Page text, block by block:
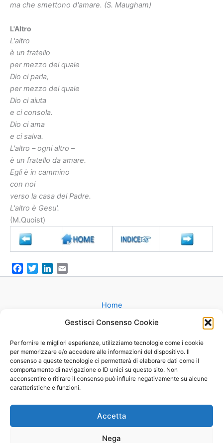
Gestisci Consenso Cookie
Per fornire le migliori esperienze, utilizziamo tecnologie come i cookie
per memorizzare e/o accedere alle informazioni del dispositivo. Il
consenso a queste tecnologie ci permetterà di elaborare dati come il
comportamento di navigazione o ID unici su questo sito. Non
acconsentire o ritirare il consenso può influire negativamente su alcune
caratteristiche e funzioni.
Accetta
Nega
ma che smettono d'amare. (S. Maugham)
L'Altro
L'altro
è un fratello
per mezzo del quale
Dio ci parla,
per mezzo del quale
Dio ci aiuta
e ci consola.
Dio ci ama
e ci salva.
L'altro – ogni altro –
è un fratello da amare.
Egli è in cammino
con noi
verso la casa del Padre.
L'altro è Gesu'.
(M.Quoist)
a
k
w
i
n
m
Home
Matrimonio
Battesimo
Cammini
Oratorio
Contatti